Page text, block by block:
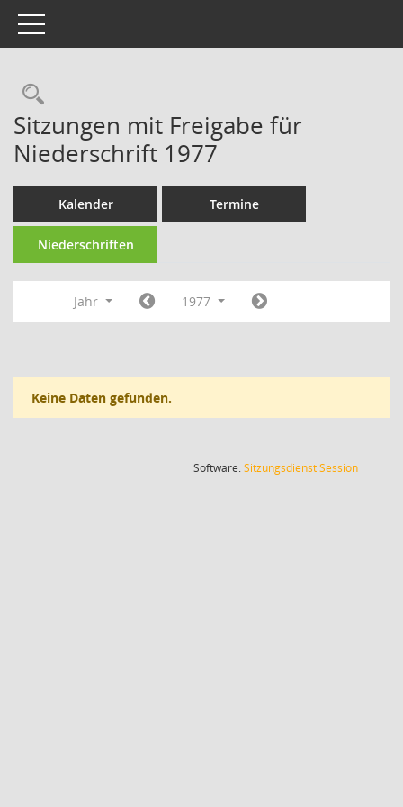
Toggle navigation
Rechercheauswahl
Sitzungen mit Freigabe für
Niederschrift 1977
Kalender Termine
Niederschriften
Jahr 1977
Keine Daten gefunden.
Software:SitzungsdienstSession(Wird in